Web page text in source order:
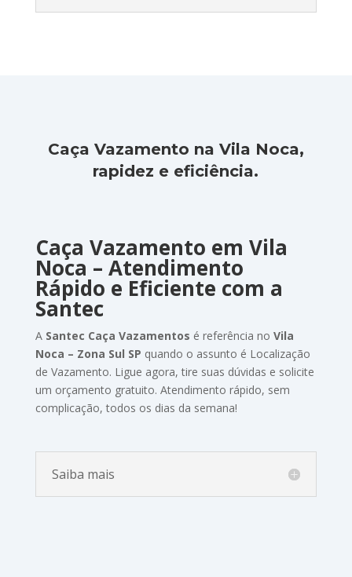
Caça Vazamento na Vila Noca,
rapidez e eficiência.
Caça Vazamento em Vila
Noca – Atendimento
Rápido e Eficiente com a
Santec
A Santec Caça Vazamentos é referência no Vila
Noca – Zona Sul SP quando o assunto é Localização
de Vazamento. Ligue agora, tire suas dúvidas e solicite
um orçamento gratuito. Atendimento rápido, sem
complicação, todos os dias da semana!
Saiba mais